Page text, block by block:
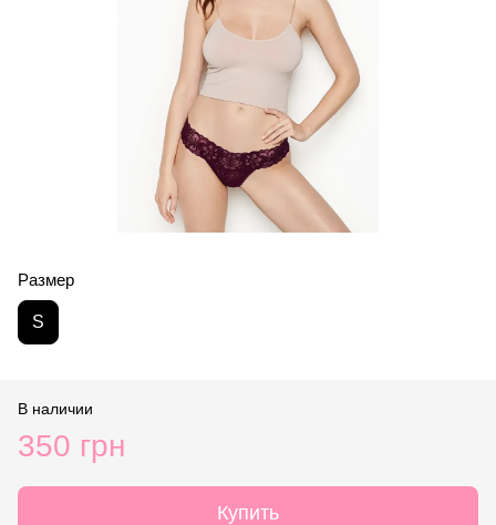
Размер
S
В наличии
350 грн
Купить